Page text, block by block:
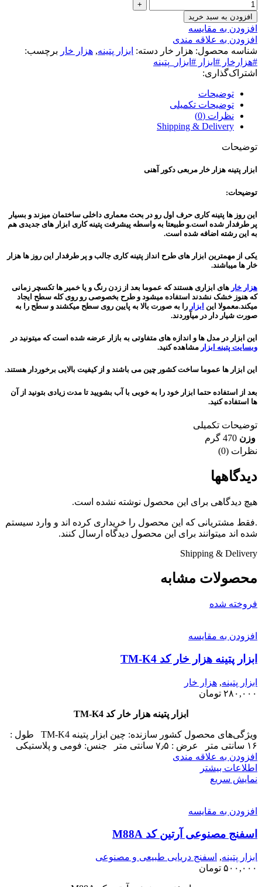
افزودن به سبد خرید
افزودن به مقایسه
افزودن به علاقه مندی
شناسه محصول: هزار خار دسته: ابزار پتینه, هزار خار برچسب:
#هزارخار #ابزار #ابزار_پتینه
اشتراک‌گذاری:
توضیحات
توضیحات تکمیلی
نظرات (0)
Shipping & Delivery
توضیحات
ابزار پتینه هزار خار مربعی دکور آهنی
توضیحات:
این روز ها پتینه کاری حرف اول رو در بحث معماری داخلی ساختمان میزند و بسیار
پر طرفدار شده است.و طبیعتا به واسطه پیشرفت پتینه کاری ابزار های جدیدی هم
به این رشته اضافه شده است.
یکی از مهمترین ابزار های طرح انداز پتینه کاری جالب و پر طرفدار این روز ها هزار
خار ها میباشند.
هزار خار های ابزاری هستند که عموما بعد از زدن رنگ و یا خمیر ها تکسچر زمانی
که هنوز خشک نشدند استفاده میشود و طرح بخصوصی رو روی کله سطح ایجاد
میکند.معمولا این ابزار را به صورت بالا به پایین روی سطح میکشند و سطح را به
صورت شیار دار در میآوردند.
این ابزار در مدل ها و اندازه های متفاوتی به بازار عرضه شده است که میتونید در
وبسایت پتینه ابزار مشاهده کنید.
این ابزار ها عموما ساخت کشور چین می باشند و از کیفیت بالایی برخوردار هستند.
بعد از استفاده حتما ابزار خود را به خوبی با آب بشویید تا مدت زیادی بتونید از آن
ها استفاده کنید.
توضیحات تکمیلی
وزن 470 گرم
نظرات (0)
دیدگاهها
هیچ دیدگاهی برای این محصول نوشته نشده است.
.فقط مشتریانی که این محصول را خریداری کرده اند و وارد سیستم
شده اند میتوانند برای این محصول دیدگاه ارسال کنند.
Shipping & Delivery
محصولات مشابه
فروخته شده
افزودن به مقایسه
ابزار پتینه هزار خار کد TM-K4
ابزار پتینه, هزار خار
۲۸۰,۰۰۰ تومان
ابزار پتینه هزار خار کد TM-K4
ویژگی‌های محصول کشور سازنده: چین ابزار پتینه TM-K4 طول :
۱۶ سانتی متر عرض : ۷٫۵ سانتی متر جنس: فومی و پلاستیکی
افزودن به علاقه مندی
اطلاعات بیشتر
نمایش سریع
افزودن به مقایسه
اسفنج مصنوعی آرتین کد M88A
ابزار پتینه, اسفنج دریایی طبیعی و مصنوعی
۵۰۰,۰۰۰ تومان